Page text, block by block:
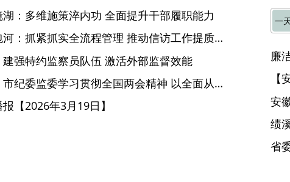
：多维施策淬内功 全面提升干部履职能力
合肥包河：抓紧抓实全流程管理 推动信访工作提质增效
强特约监察员队伍 激活外部监督效能
淮北：市纪委监委学习贯彻全国两会精神 以全面从严治党新成效为打好“三仗”提供坚强保障
【2026年3月19日】
一
廉
安
省